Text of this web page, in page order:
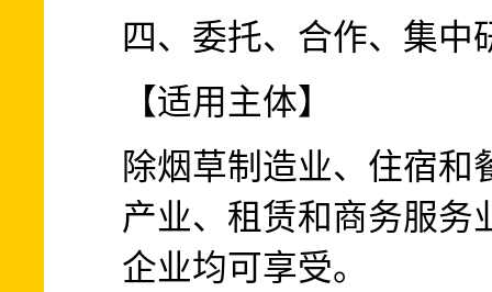
四、委托、合作、集中
【适用主体】
除烟草制造业、住宿和
产业、租赁和商务服务
企业均可享受。